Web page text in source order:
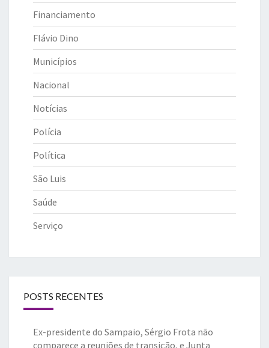
Financiamento
Flávio Dino
Municípios
Nacional
Notícias
Polícia
Política
São Luis
Saúde
Serviço
POSTS RECENTES
Ex-presidente do Sampaio, Sérgio Frota não
comparece a reuniões de transição, e Junta